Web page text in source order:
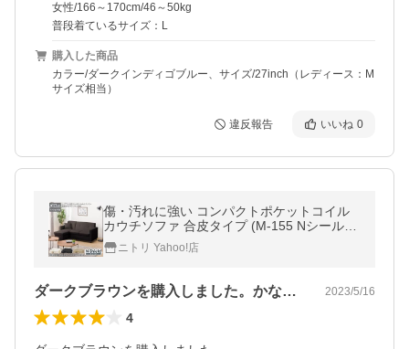
女性/166～170cm/46～50kg
普段着ているサイズ：L
購入した商品
カラー/ダークインディゴブルー、サイズ/27inch（レディース：M
サイズ相当）
違反報告 いいね 0
傷・汚れに強い コンパクトポケットコイル
カウチソファ 合皮タイプ (M-155 Nシールド
DBR) ニトリ
ニトリ Yahoo!店
ダークブラウンを購入しました。かなり濃… 2023/5/16
4